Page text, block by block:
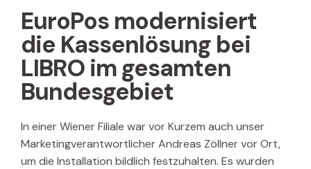
EuroPos modernisiert
die Kassenlösung bei
LIBRO im gesamten
Bundesgebiet
In einer Wiener Filiale war vor Kurzem auch unser
Marketingverantwortlicher Andreas Zöllner vor Ort,
um die Installation bildlich festzuhalten. Es wurden